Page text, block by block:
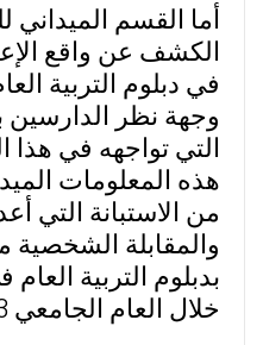
أما القسم
الكشف عن واقع
في دبلوم التربية
وجهة نظر الدارسين
التي تواجهه في
هذه المعلومات
من الاستبانة التي
والمقابلة
بدبلوم التربية
خلال العام الجامعي 2012/2013 م.